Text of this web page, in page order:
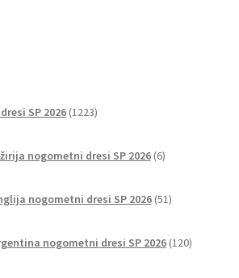
SP 2026 1223izdelkov
nogometni dresi SP 2026 6izdelkov
nogometni dresi SP 2026 51izdelkov
nogometni dresi SP 2026 120izdelkov